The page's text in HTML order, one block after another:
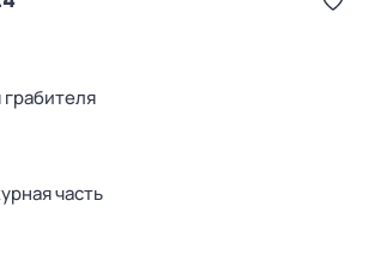
часть